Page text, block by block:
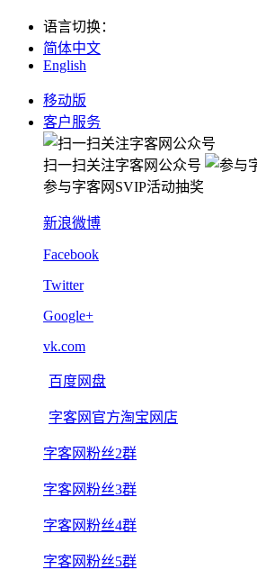
语言切换：
简体中文
English
移动版
客户服务
扫一扫关注字客网公众号
参与字客网SVIP活动抽奖
新浪微博
Facebook
Twitter
Google+
vk.com
百度网盘
字客网官方淘宝网店
字客网粉丝2群
字客网粉丝3群
字客网粉丝4群
字客网粉丝5群